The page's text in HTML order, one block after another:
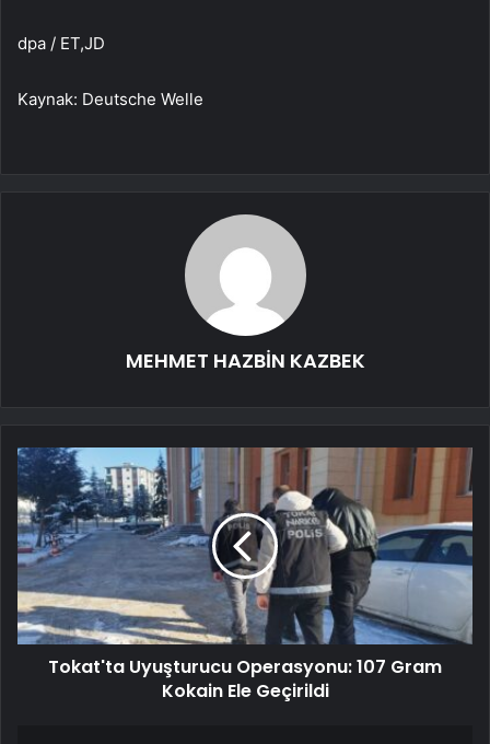
dpa / ET,JD
Kaynak: Deutsche Welle
MEHMET HAZBİN KAZBEK
Tokat'ta Uyuşturucu Operasyonu: 107 Gram
Kokain Ele Geçirildi